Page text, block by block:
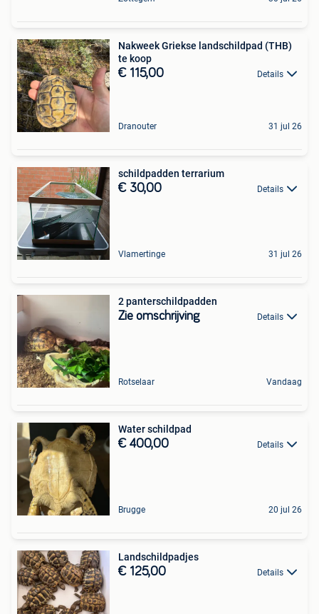
Nakweek Griekse landschildpad (THB)
te koop
€ 115,00 Details
Dranouter 31 jul 26
schildpadden terrarium
€ 30,00 Details
Vlamertinge 31 jul 26
2 panterschildpadden
Zie omschrijving Details
Rotselaar Vandaag
Water schildpad
€ 400,00 Details
Brugge 20 jul 26
Landschildpadjes
€ 125,00 Details